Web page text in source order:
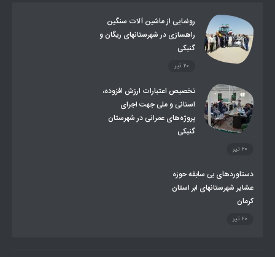
تشکیلات اداری
رونمایی از ماشین آلات سنگین
راهسازی در شهرستانهای ریگان و
گنبکی
۲۰ تیر
تخصیص اعتبارات ارزش افزوده،
استانی و ملی جهت اجرای
پروژه‌های عمرانی در شهرستان
گنبکی
۲۰ تیر
دستاوردهای بی سابقه حوزه
عشایر شهرستانهای ابر استان
کرمان
۲۰ تیر